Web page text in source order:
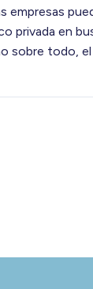
empresas
privada en
todo, el